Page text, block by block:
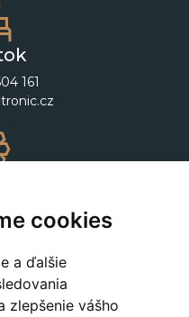
cookies
a ďalšie
zlepšenie vášho
161
182